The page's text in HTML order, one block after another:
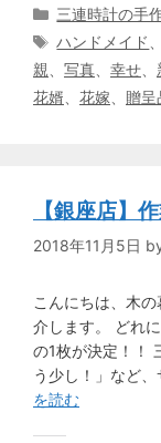
カ
テ
リ
ー
三連時計の手
タ
グ
ハンドメイド、
親、 写真、 幸せ、
花婿、 花嫁、 贈呈
【銀座店】
2018年11月5日
こんにちは、木
介します。 どれ
の1枚が決定！！
う少し！」など
を読む